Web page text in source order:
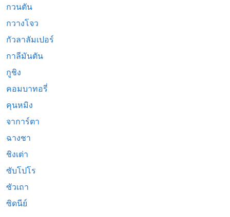
กวนตัน
กวางโจว
กัวลาลัมเปอร์
กาลีมันตัน
กูชิง
คอมบาทอรี่
คุนหมิง
จาการ์ตา
ฉางชา
ชิงเต่า
ซับโปโร
ซัวเถา
ซิดนีย์